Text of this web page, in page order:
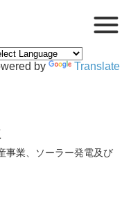
by Translate
事業、ソーラー発電及び